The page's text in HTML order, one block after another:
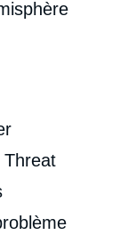
Threat